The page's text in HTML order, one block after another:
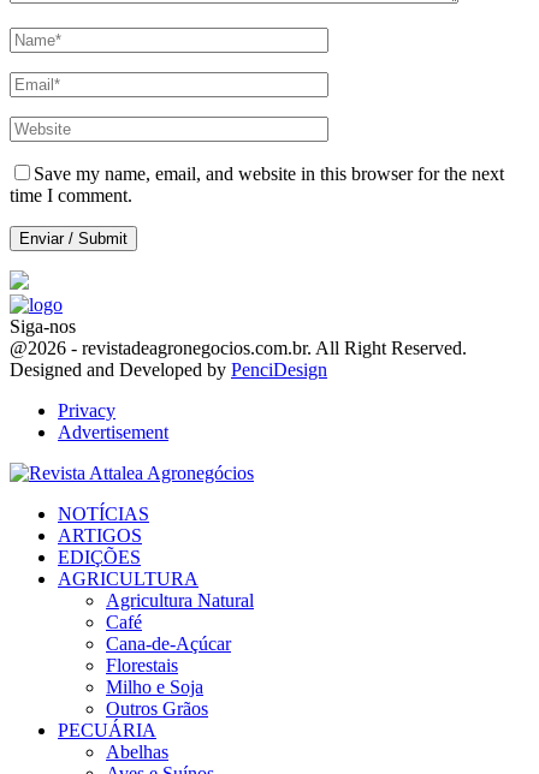
Save my name, email, and website in this browser for the next
time I comment.
Siga-nos
Facebook
Twitter
Instagram
Linkedin
Youtube
Email
@2026 - revistadeagronegocios.com.br. All Right Reserved.
Designed and Developed by PenciDesign
Privacy
Advertisement
NOTÍCIAS
ARTIGOS
EDIÇÕES
AGRICULTURA
Agricultura Natural
Café
Cana-de-Açúcar
Florestais
Milho e Soja
Outros Grãos
PECUÁRIA
Abelhas